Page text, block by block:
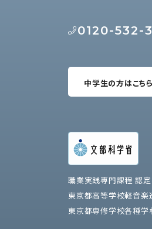
0120-532-
中学生の方はこちら
職業実践専門課程 認
東京都高等学校軽音楽
東京都専修学校各種学